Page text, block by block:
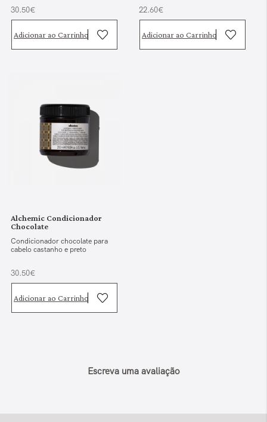
30.50€
Adicionar ao Carrinho
22.60€
Adicionar ao Carrinho
Alchemic Condicionador
Chocolate
Condicionador chocolate para
cabelo castanho e preto
30.50€
Adicionar ao Carrinho
Escreva uma avaliação